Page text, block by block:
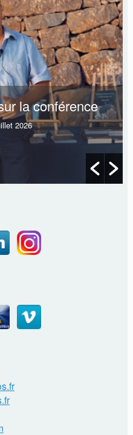
la conférence
2026